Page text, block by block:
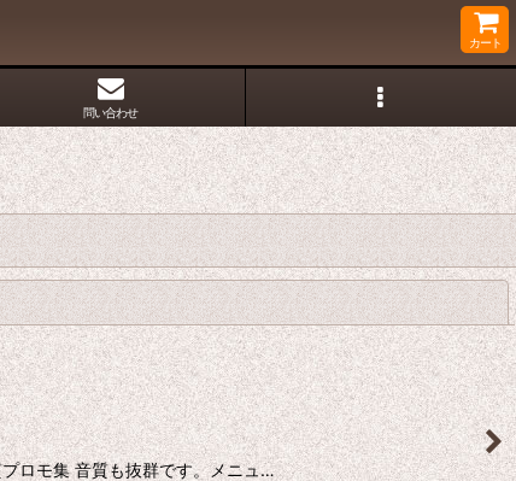
カート
問い合わせ
閉じる
ロモ集 音質も抜群です。メニュ…